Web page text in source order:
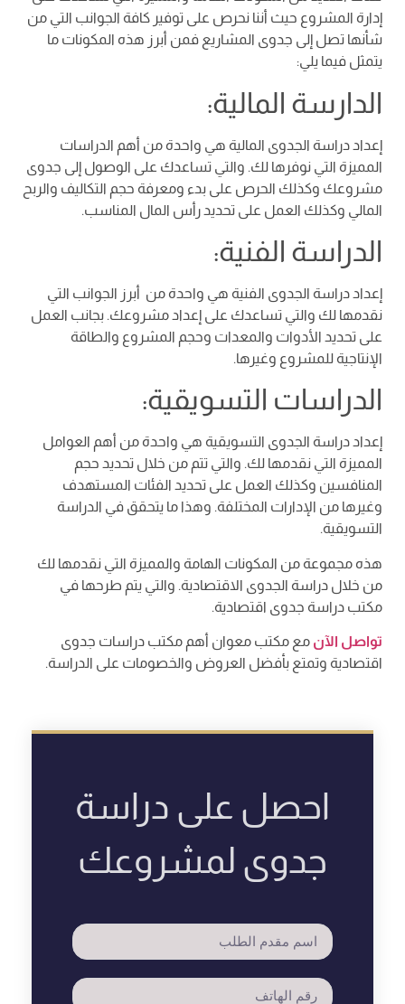
إدارة المشروع حيث أننا نحرص على توفير كافة الجوانب التي من
شأنها تصل إلى جدوى المشاريع فمن أبرز هذه المكونات ما
يتمثل فيما يلي:
الدارسة المالية:
إعداد دراسة الجدوى المالية هي واحدة من أهم الدراسات
المميزة التي نوفرها لك. والتي تساعدك على الوصول إلى جدوى
مشروعك وكذلك الحرص على بدء ومعرفة حجم التكاليف والربح
المالي وكذلك العمل على تحديد رأس المال المناسب.
الدراسة الفنية:
إعداد دراسة الجدوى الفنية هي واحدة من أبرز الجوانب التي
نقدمها لك والتي تساعدك على إعداد مشروعك. بجانب العمل
على تحديد الأدوات والمعدات وحجم المشروع والطاقة
الإنتاجية للمشروع وغيرها.
الدراسات التسويقية:
إعداد دراسة الجدوى التسويقية هي واحدة من أهم العوامل
المميزة التي نقدمها لك. والتي تتم من خلال تحديد حجم
المنافسين وكذلك العمل على تحديد الفئات المستهدف
وغيرها من الإدارات المختلفة. وهذا ما يتحقق في الدراسة
التسويقية.
هذه مجموعة من المكونات الهامة والمميزة التي نقدمها لك
من خلال دراسة الجدوى الاقتصادية. والتي يتم طرحها في
مكتب دراسة جدوى اقتصادية.
تواصل الآن مع مكتب معوان أهم مكتب دراسات جدوى
اقتصادية وتمتع بأفضل العروض والخصومات على الدراسة.
احصل على دراسة
جدوى لمشروعك